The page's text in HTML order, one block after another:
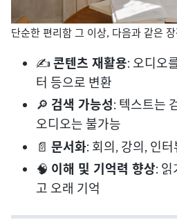
단순한 편리함 그 이상, 다음과 같은
✍️콘텐츠 재활용: 오디오
터 등으로 변환
🔎 검색 가능성: 텍스트는
오디오는 불가능
📄 문서화: 회의, 강의, 인
🧠 이해 및 기억력 향상: 읽
고 오래 기억